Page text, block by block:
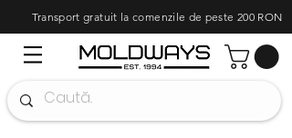
Transport gratuit la comenzile de peste 200 RON